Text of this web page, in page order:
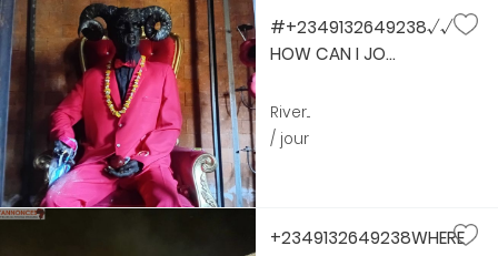
#+2349132649238√√
HOW CAN I JO...
River...
/ jour
+2349132649238WHERE